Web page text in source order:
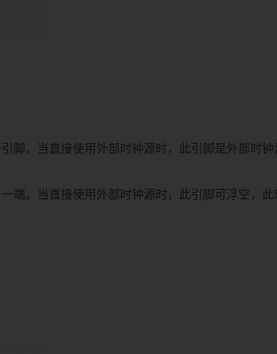
脚。当直接使用外部时钟源时，此引脚是外部时钟
端。当直接使用外部时钟源时，此引脚可浮空，此